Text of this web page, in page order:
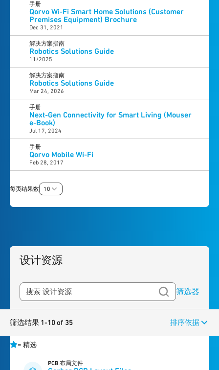
手册
Qorvo Wi-Fi Smart Home Solutions (Customer
Premises Equipment) Brochure
Dec 31, 2021
解决方案指南
Robotics Solutions Guide
11/2025
解决方案指南
Robotics Solutions Guide
Mar 24, 2026
手册
Next-Gen Connectivity for Smart Living (Mouser
e-Book)
Jul 17, 2024
手册
Qorvo Mobile Wi-Fi
Feb 28, 2017
每页结果数 10
设计资源
筛选器
筛选结果 1-10 of 35 排序依据
= 精选
PCB 布局文件